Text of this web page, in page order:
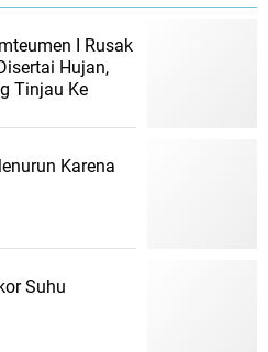
I Rusak
Hujan,
Tinjau Ke
Karena
Suhu